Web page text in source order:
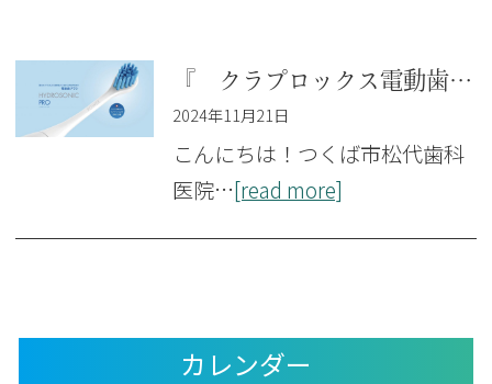
『 クラプロックス電動歯ブラシ 』
2024年11月21日
こんにちは！つくば市松代歯科
医院…[read more]
カレンダー